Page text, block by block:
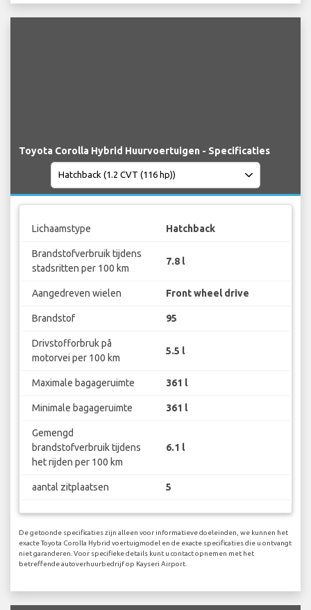
Toyota Corolla Hybrid Huurvoertuigen - Specificaties
Lichaamstype Hatchback
Brandstofverbruik tijdens
stadsritten per 100 km
7.8 l
Aangedreven wielen Front wheel drive
Brandstof 95
Drivstofforbruk på
motorvei per 100 km
5.5 l
Maximale bagageruimte 361 l
Minimale bagageruimte 361 l
Gemengd
brandstofverbruik tijdens
het rijden per 100 km
6.1 l
aantal zitplaatsen 5
De getoonde specificaties zijn alleen voor informatieve doeleinden, we kunnen het
exacte Toyota Corolla Hybrid voertuigmodel en de exacte specificaties die u ontvangt
niet garanderen. Voor specifieke details kunt u contact opnemen met het
betreffende autoverhuurbedrijf op Kayseri Airport.